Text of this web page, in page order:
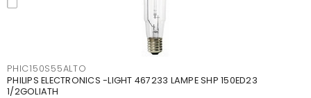
PHIC150S55ALTO
PHILIPS ELECTRONICS -LIGHT 467233 LAMPE SHP 150ED23
1/2GOLIATH